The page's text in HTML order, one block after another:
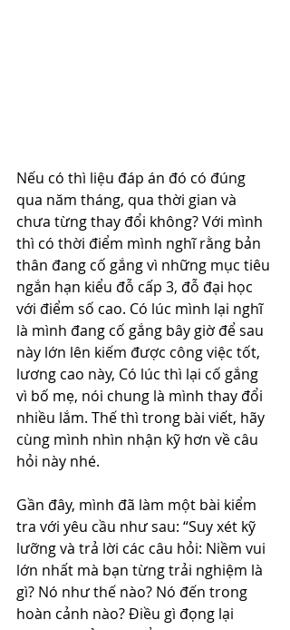
Nếu có thì liệu đáp án đó có đúng
qua năm tháng, qua thời gian và
chưa từng thay đổi không? Với mình
thì có thời điểm mình nghĩ rằng bản
thân đang cố gắng vì những mục tiêu
ngắn hạn kiểu đỗ cấp 3, đỗ đại học
với điểm số cao. Có lúc mình lại nghĩ
là mình đang cố gắng bây giờ để sau
này lớn lên kiếm được công việc tốt,
lương cao này, Có lúc thì lại cố gắng
vì bố mẹ, nói chung là mình thay đổi
nhiều lắm. Thế thì trong bài viết, hãy
cùng mình nhìn nhận kỹ hơn về câu
hỏi này nhé.
Gần đây, mình đã làm một bài kiểm
tra với yêu cầu như sau: “Suy xét kỹ
lưỡng và trả lời các câu hỏi: Niềm vui
lớn nhất mà bạn từng trải nghiệm là
gì? Nó như thế nào? Nó đến trong
hoàn cảnh nào? Điều gì đọng lại